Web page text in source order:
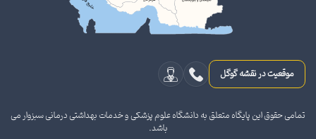
موقعیت در نقشه گوگل
تمامی حقوق این پایگاه متعلق به دانشگاه علوم پزشکی و خدمات بهداشتی درمانی سبزوار می
باشد.